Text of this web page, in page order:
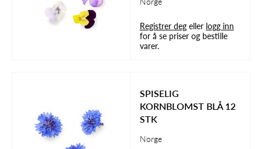
Registrer deg eller logg inn
for å se priser og bestille
varer.
SPISELIG
KORNBLOMST BLÅ 12
STK
Norge